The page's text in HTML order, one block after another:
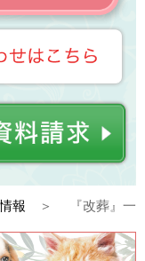
報
『改葬』一